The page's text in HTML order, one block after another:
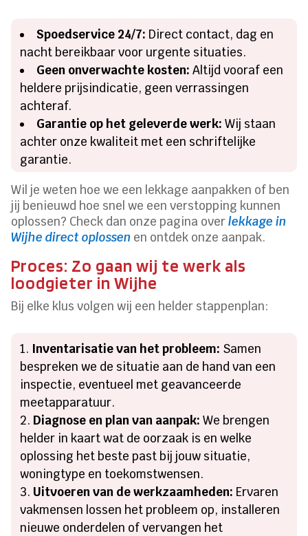
Spoedservice 24/7: Direct contact, dag en
nacht bereikbaar voor urgente situaties.
Geen onverwachte kosten: Altijd vooraf een
heldere prijsindicatie, geen verrassingen
achteraf.
Garantie op het geleverde werk: Wij staan
achter onze kwaliteit met een schriftelijke
garantie.
Wil je weten hoe we een lekkage aanpakken of ben
jij benieuwd hoe snel we een verstopping kunnen
oplossen? Check dan onze pagina overlekkage in
Wijhe direct oplossen en ontdek onze aanpak.
Proces: Zo gaan wij te werk als
loodgieter in Wijhe
Bij elke klus volgen wij een helder stappenplan:
Inventarisatie van het probleem: Samen
bespreken we de situatie aan de hand van een
inspectie, eventueel met geavanceerde
meetapparatuur.
Diagnose en plan van aanpak: We brengen
helder in kaart wat de oorzaak is en welke
oplossing het beste past bij jouw situatie,
woningtype en toekomstwensen.
Uitvoeren van de werkzaamheden: Ervaren
vakmensen lossen het probleem op, installeren
nieuwe onderdelen of vervangen het